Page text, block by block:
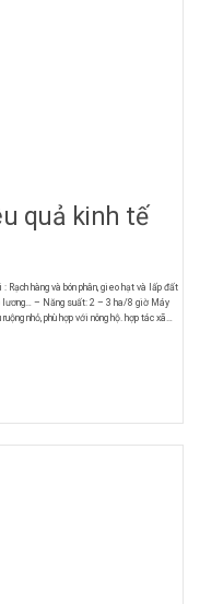
quả kinh tế
Rạch hàng và bón phân, gieo hạt và lấp đất
lương… – Năng suất: 2 – 3 ha/8 giờ Máy
nhỏ, phù hợp với nông hộ. hợp tác xã